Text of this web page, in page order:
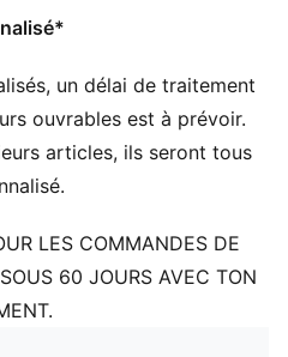
un délai de traitement
ouvrables est à prévoir.
articles, ils seront tous
LES COMMANDES DE
60 JOURS AVEC TON